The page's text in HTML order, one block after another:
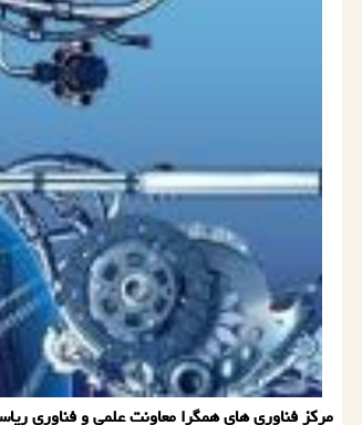
مركز فناوری های همگرا معاونت علمی و فناوری